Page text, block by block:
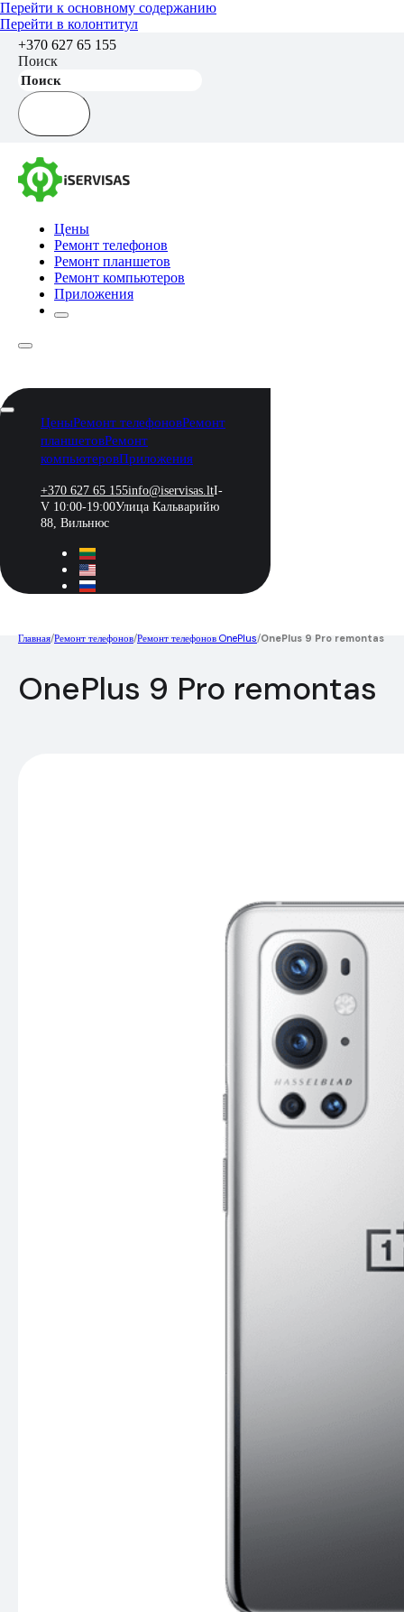
Перейти к основному содержанию
Перейти в колонтитул
+370 627 65 155
Поиск
Цены
Ремонт телефонов
Ремонт планшетов
Ремонт компьютеров
Приложения
ЦеныРемонт телефоновРемонт
планшетовРемонт
компьютеровПриложения
+370 627 65 155info@iservisas.ltI-
V 10:00-19:00Улица Кальварийю
88, Вильнюс
Главная/Ремонт телефонов/Ремонт телефонов OnePlus/OnePlus 9 Pro remontas
OnePlus 9 Pro remontas